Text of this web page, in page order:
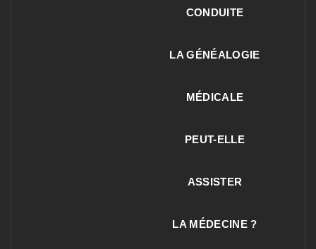
CONDUITE
LA GÉNÉALOGIE
MÉDICALE
PEUT-ELLE
ASSISTER
LA MÉDECINE ?